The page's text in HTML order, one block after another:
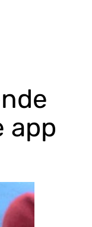
app